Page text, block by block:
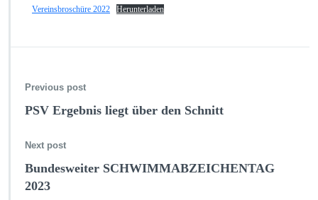
Vereinsbroschüre 2022 Herunterladen
Previous post
PSV Ergebnis liegt über den Schnitt
Next post
Bundesweiter SCHWIMMABZEICHENTAG
2023